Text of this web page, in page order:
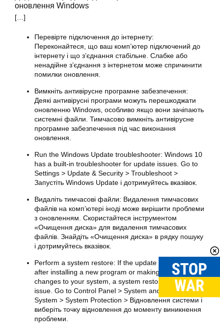
оновлення Windows
[…]
Перевірте підключення до інтернету:
Переконайтеся, що ваш комп’ютер підключений до
інтернету і що з’єднання стабільне. Слабке або
ненадійне з’єднання з інтернетом може спричинити
помилки оновлення
Вимкніть антивірусне програмне забезпечення:
Деякі антивірусні програми можуть перешкоджати
оновленню Windows, особливо якщо вони зачіпають
системні файли. Тимчасово вимкніть антивірусне
програмне забезпечення під час виконання
оновлення.
Run the Windows Update troubleshooter: Windows 10
has a built-in troubleshooter for update issues. Go to
Settings > Update & Security > Troubleshoot >
Запустіть Windows Update і дотримуйтесь вказівок.
Видаліть тимчасові файли: Видалення тимчасових
файлів на комп’ютері іноді може вирішити проблеми
з оновленням. Скористайтеся інструментом
«Очищення диска» для видалення тимчасових
файлів. Знайдіть «Очищення диска» в рядку пошуку
і дотримуйтесь вказівок.
Perform a system restore: If the update error occurred
after installing a new program or making significant
changes to your system, a system restore may fix the
issue. Go to Control Panel > System and Security >
System > System Protection > Відновлення системи і
виберіть точку відновлення до моменту виникнення
проблеми.